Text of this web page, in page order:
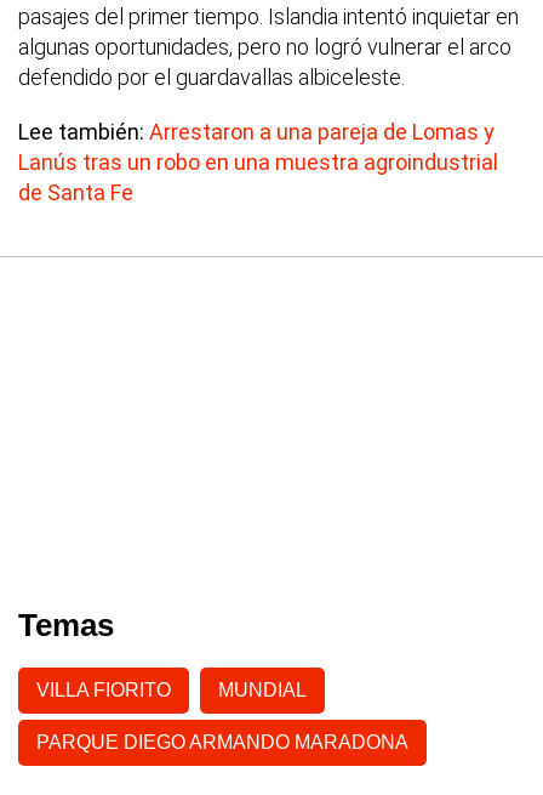
pasajes del primer tiempo. Islandia intentó inquietar en
algunas oportunidades, pero no logró vulnerar el arco
defendido por el guardavallas albiceleste.
Lee también: Arrestaron a una pareja de Lomas y
Lanús tras un robo en una muestra agroindustrial
de Santa Fe
Temas
VILLA FIORITO MUNDIAL
PARQUE DIEGO ARMANDO MARADONA